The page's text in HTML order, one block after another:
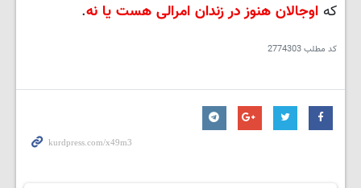
که اوجالان هنوز در زندان امرالی هست یا نه.
کد مطلب2774303